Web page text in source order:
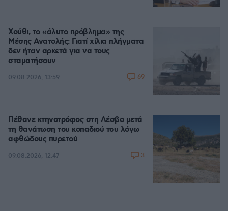
Χούθι, το «άλυτο πρόβλημα» της
Μέσης Ανατολής: Γιατί χίλια πλήγματα
δεν ήταν αρκετά για να τους
σταματήσουν
09.08.2026, 13:59 69
Πέθανε κτηνοτρόφος στη Λέσβο μετά
τη θανάτωση του κοπαδιού του λόγω
αφθώδους πυρετού
09.08.2026, 12:47 3